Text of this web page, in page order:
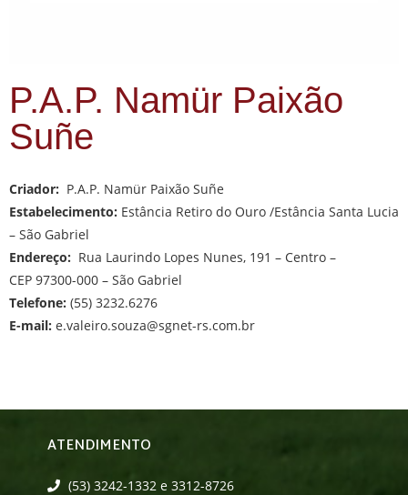
P.A.P. Namür Paixão
Suñe
Criador: P.A.P. Namür Paixão Suñe
Estabelecimento: Estância Retiro do Ouro /Estância Santa Lucia
– São Gabriel
Endereço: Rua Laurindo Lopes Nunes, 191 – Centro –
CEP 97300-000 – São Gabriel
Telefone: (55) 3232.6276
E-mail: e.valeiro.souza@sgnet-rs.com.br
ATENDIMENTO
(53) 3242-1332 e 3312-8726